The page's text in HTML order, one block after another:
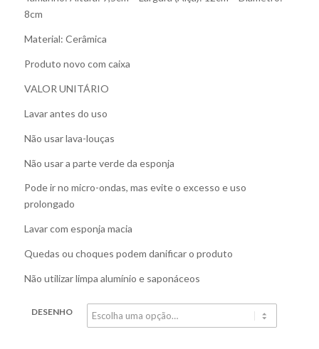
8cm
Material: Cerâmica
Produto novo com caixa
VALOR UNITÁRIO
Lavar antes do uso
Não usar lava-louças
Não usar a parte verde da esponja
Pode ir no micro-ondas, mas evite o excesso e uso
prolongado
Lavar com esponja macia
Quedas ou choques podem danificar o produto
Não utilizar limpa alumínio e saponáceos
DESENHO